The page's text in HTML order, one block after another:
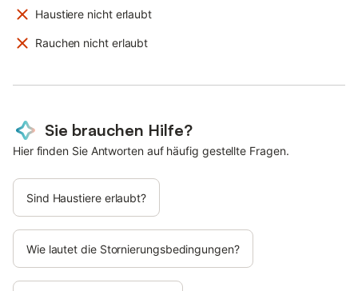
Haustiere nicht erlaubt
Rauchen nicht erlaubt
Sie brauchen Hilfe?
Hier finden Sie Antworten auf häufig gestellte Fragen.
Sind Haustiere erlaubt?
Wie lautet die Stornierungsbedingungen?